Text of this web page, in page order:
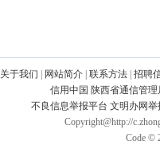
关于我们 网站简介 联系方法 招聘
信用中国 陕西省通信管理
不良信息举报平台 文明办网
Copyright@http://
Code ©